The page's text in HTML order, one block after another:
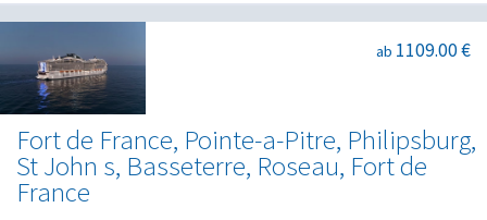
Fort de France, Pointe-a-Pitre, Philipsburg,
St John s, Basseterre, Roseau, Fort de
France
ab 1109.00 €